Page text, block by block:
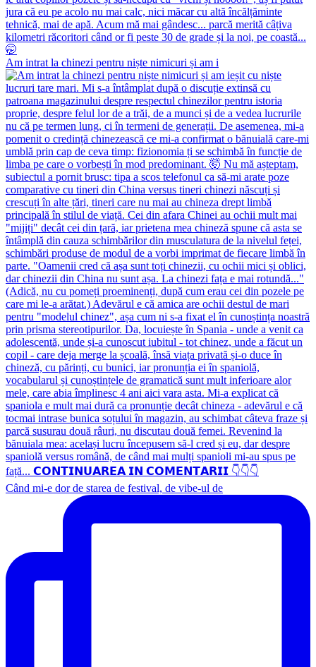
Am intrat la chinezi pentru niște nimicuri și am i
Când mi-e dor de starea de festival, de vibe-ul de